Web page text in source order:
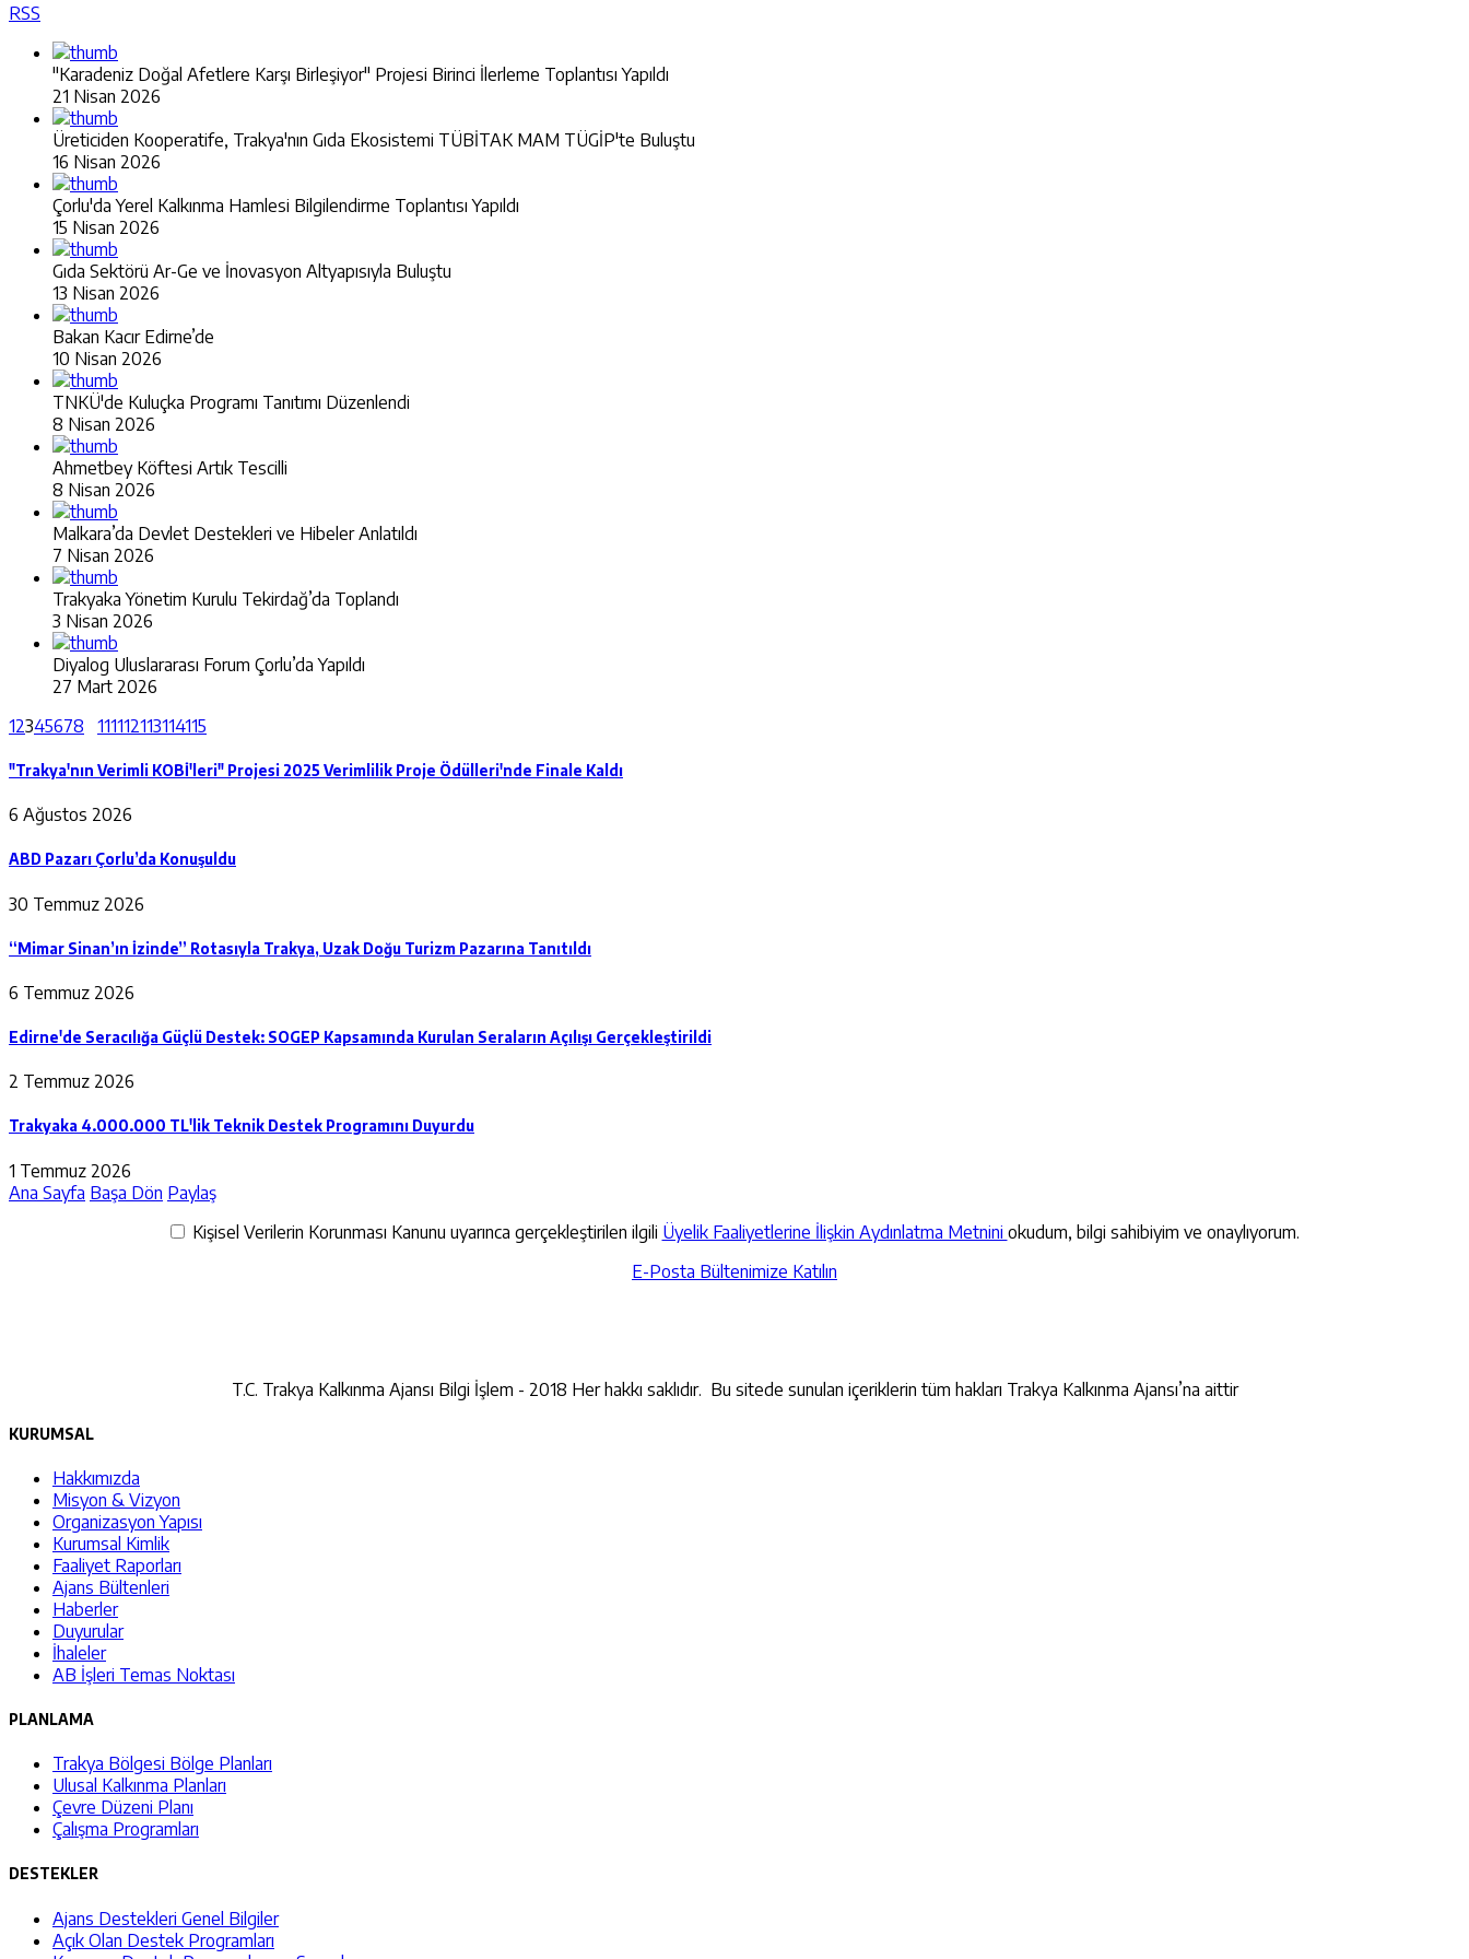
RSS
"Karadeniz Doğal Afetlere Karşı Birleşiyor" Projesi Birinci İlerleme Toplantısı Yapıldı
21 Nisan 2026
Üreticiden Kooperatife, Trakya'nın Gıda Ekosistemi TÜBİTAK MAM TÜGİP'te Buluştu
16 Nisan 2026
Çorlu'da Yerel Kalkınma Hamlesi Bilgilendirme Toplantısı Yapıldı
15 Nisan 2026
Gıda Sektörü Ar-Ge ve İnovasyon Altyapısıyla Buluştu
13 Nisan 2026
Bakan Kacır Edirne’de
10 Nisan 2026
TNKÜ'de Kuluçka Programı Tanıtımı Düzenlendi
8 Nisan 2026
Ahmetbey Köftesi Artık Tescilli
8 Nisan 2026
Malkara’da Devlet Destekleri ve Hibeler Anlatıldı
7 Nisan 2026
Trakyaka Yönetim Kurulu Tekirdağ’da Toplandı
3 Nisan 2026
Diyalog Uluslararası Forum Çorlu’da Yapıldı
27 Mart 2026
12345678 111112113114115
"Trakya'nın Verimli KOBİ'leri" Projesi 2025 Verimlilik Proje Ödülleri'nde Finale Kaldı
6 Ağustos 2026
ABD Pazarı Çorlu’da Konuşuldu
30 Temmuz 2026
“Mimar Sinan’ın İzinde” Rotasıyla Trakya, Uzak Doğu Turizm Pazarına Tanıtıldı
6 Temmuz 2026
Edirne'de Seracılığa Güçlü Destek: SOGEP Kapsamında Kurulan Seraların Açılışı Gerçekleştirildi
2 Temmuz 2026
Trakyaka 4.000.000 TL'lik Teknik Destek Programını Duyurdu
1 Temmuz 2026
Ana Sayfa Başa Dön Paylaş
Kişisel Verilerin Korunması Kanunu uyarınca gerçekleştirilen ilgili Üyelik Faaliyetlerine İlişkin Aydınlatma Metnini okudum, bilgi sahibiyim ve onaylıyorum.
E-Posta Bültenimize Katılın
T.C. Trakya Kalkınma Ajansı Bilgi İşlem - 2018 Her hakkı saklıdır. Bu sitede sunulan içeriklerin tüm hakları Trakya Kalkınma Ajansı’na aittir
KURUMSAL
Hakkımızda
Misyon & Vizyon
Organizasyon Yapısı
Kurumsal Kimlik
Faaliyet Raporları
Ajans Bültenleri
Haberler
Duyurular
İhaleler
AB İşleri Temas Noktası
PLANLAMA
Trakya Bölgesi Bölge Planları
Ulusal Kalkınma Planları
Çevre Düzeni Planı
Çalışma Programları
DESTEKLER
Ajans Destekleri Genel Bilgiler
Açık Olan Destek Programları